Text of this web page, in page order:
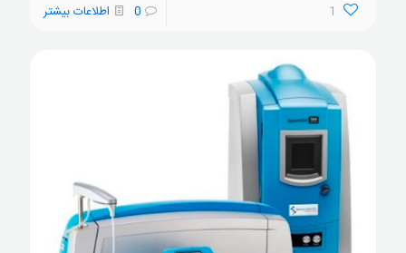
1
0 اطلاعات بیشتر